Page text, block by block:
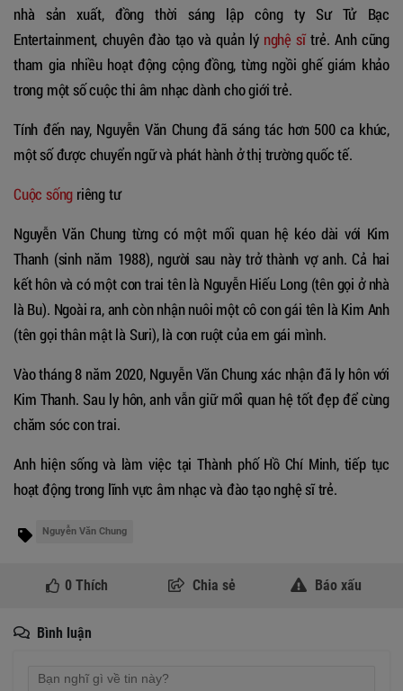
nhà sản xuất, đồng thời sáng lập công ty Sư Tử Bạc
Entertainment, chuyên đào tạo và quản lý nghệ sĩ trẻ. Anh cũng
tham gia nhiều hoạt động cộng đồng, từng ngồi ghế giám khảo
trong một số cuộc thi âm nhạc dành cho giới trẻ.
Tính đến nay, Nguyễn Văn Chung đã sáng tác hơn 500 ca khúc,
một số được chuyển ngữ và phát hành ở thị trường quốc tế.
Cuộc sống riêng tư
Nguyễn Văn Chung từng có một mối quan hệ kéo dài với Kim
Thanh (sinh năm 1988), người sau này trở thành vợ anh. Cả hai
kết hôn và có một con trai tên là Nguyễn Hiếu Long (tên gọi ở nhà
là Bu). Ngoài ra, anh còn nhận nuôi một cô con gái tên là Kim Anh
(tên gọi thân mật là Suri), là con ruột của em gái mình.
Vào tháng 8 năm 2020, Nguyễn Văn Chung xác nhận đã ly hôn với
Kim Thanh. Sau ly hôn, anh vẫn giữ mối quan hệ tốt đẹp để cùng
chăm sóc con trai.
Anh hiện sống và làm việc tại Thành phố Hồ Chí Minh, tiếp tục
hoạt động trong lĩnh vực âm nhạc và đào tạo nghệ sĩ trẻ.
Nguyễn Văn Chung
0Thích Chia sẻ Báo xấu
Bình luận